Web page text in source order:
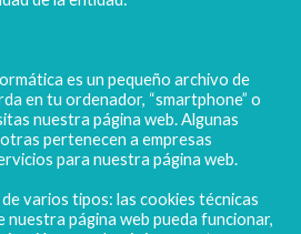
P-D, Nº4
es un pequeño archivo de
en tu ordenador, “smartphone” o
nuestra página web. Algunas
pertenecen a empresas
para nuestra página web.
varios tipos: las cookies técnicas
nuestra página web pueda funcionar,